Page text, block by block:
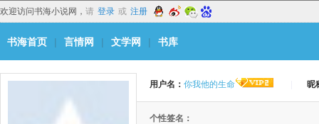
欢迎访问书海小说网， 请 登录 或 注册
书海首页 | 言情网 | 文学网 | 书库
用户名： 你我他的生命 昵
个性签名：